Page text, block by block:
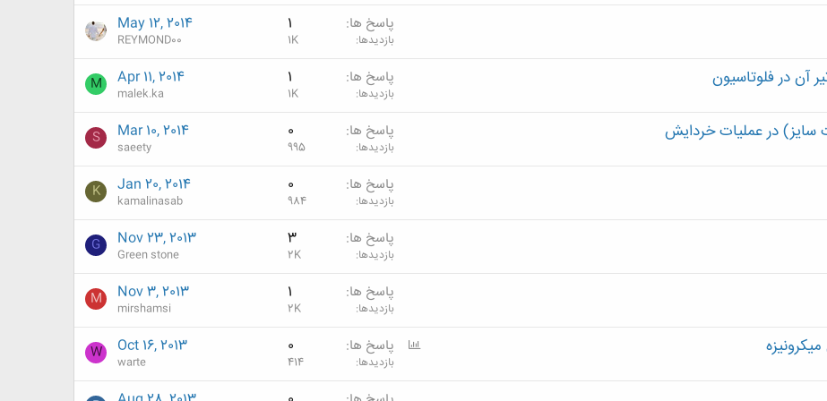
پاسخ ها 1
بازدیدها 1K
May 12, 2014
REYMOND00
آن در فلوتاسيون پاسخ ها 1
بازدیدها 1K
Apr 11, 2014
malek.ka
M
سایز) در عملیات خردایش پاسخ ها 0
بازدیدها 995
Mar 10, 2014
saeety
S
پاسخ ها 0
بازدیدها 984
Jan 20, 2014
kamalinasab
K
پاسخ ها 3
بازدیدها 2K
Nov 23, 2013
Green stone
G
پاسخ ها 1
بازدیدها 2K
Nov 3, 2013
mirshamsi
M
P
پاسخ ها 0
بازدیدها 414
Oct 16, 2013
warte
W